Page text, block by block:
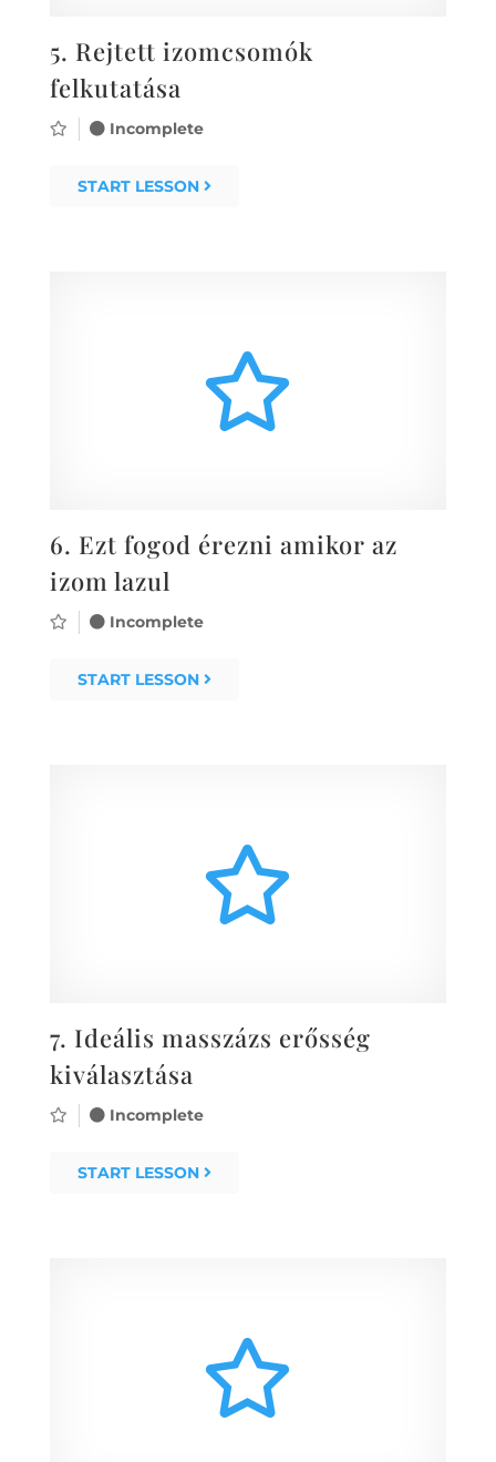
5. Rejtett izomcsomók
felkutatása
Incomplete
START LESSON
6. Ezt fogod érezni amikor az
izom lazul
Incomplete
START LESSON
7. Ideális masszázs erősség
kiválasztása
Incomplete
START LESSON